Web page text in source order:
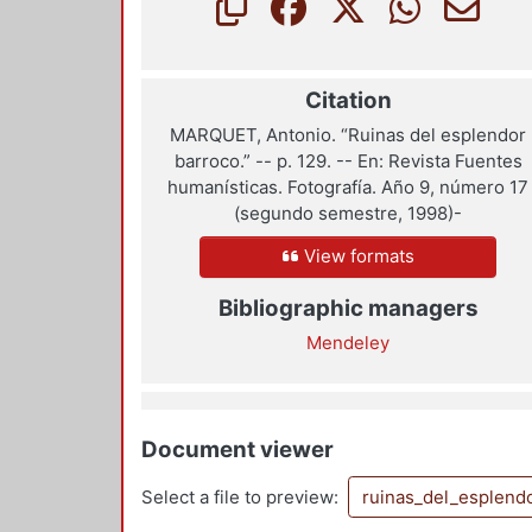
Citation
MARQUET, Antonio. “Ruinas del esplendor
barroco.” -- p. 129. -- En: Revista Fuentes
humanísticas. Fotografía. Año 9, número 17
(segundo semestre, 1998)-
View formats
Bibliographic managers
Mendeley
Document viewer
Select a file to preview: